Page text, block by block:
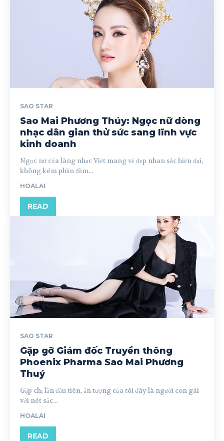
SAO STAR
Sao Mai Phương Thúy: Ngọc nữ dòng
nhạc dân gian thử sức sang lĩnh vực
kinh doanh
Ngọc nữ của làng nhạc Việt mang vẻ đẹp nhan sắc hiện đại,
không kém phần đầm...
HOALAI
READ
SAO STAR
Gặp gỡ Giám đốc Truyền thông
Phoenix Pharma Sao Mai Phương
Thuý
Gặp chị lần đầu tiên, ấn tượng của tôi đây là người con gái
với nét sắc...
HOALAI
READ